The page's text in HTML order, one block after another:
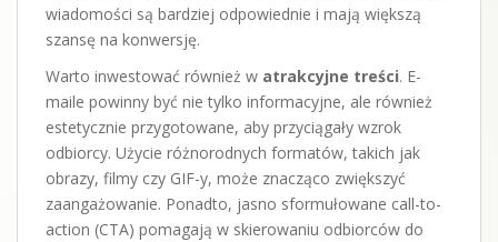
wiadomości są bardziej odpowiednie i mają większą
szansę na konwersję.
Warto inwestować również w atrakcyjne treści. E-
maile powinny być nie tylko informacyjne, ale również
estetycznie przygotowane, aby przyciągały wzrok
odbiorcy. Użycie różnorodnych formatów, takich jak
obrazy, filmy czy GIF-y, może znacząco zwiększyć
zaangażowanie. Ponadto, jasno sformułowane call-to-
action (CTA) pomagają w skierowaniu odbiorców do